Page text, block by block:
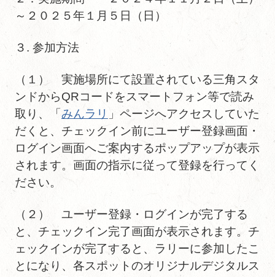
～２０２５年１月５日（日）
３. 参加方法
（１） 実施場所にて設置されている三角スタ
ンドからQRコードをスマートフォン等で読み
取り、「 みんラリ 」ページへアクセスしていた
だくと、チェックイン前にユーザー登録画面・
ログイン画面へご案内するポップアップが表示
されます。画面の指示に従って登録を行ってく
ださい。
（２） ユーザー登録・ログインが完了する
と、チェックイン完了画面が表示されます。チ
ェックインが完了すると、ラリーに参加したこ
とになり、各スポットのオリジナルデジタルス